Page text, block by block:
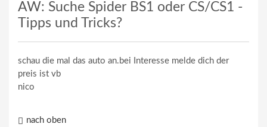
AW: Suche Spider BS1 oder CS/CS1 -
Tipps und Tricks?
schau die mal das auto an.bei Interesse melde dich der
preis ist vb
nico
nach oben